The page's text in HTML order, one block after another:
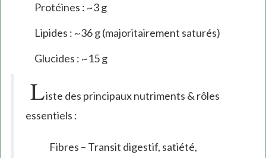
Protéines : ~3 g
Lipides : ~36 g (majoritairement saturés)
Glucides : ~15 g
Liste des principaux nutriments & rôles
essentiels :
Fibres – Transit digestif, satiété,